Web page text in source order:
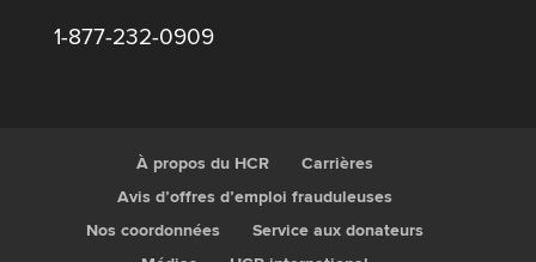
1-877-232-0909
À propos du HCR
Carrières
Avis d’offres d’emploi frauduleuses
Nos coordonnées
Service aux donateurs